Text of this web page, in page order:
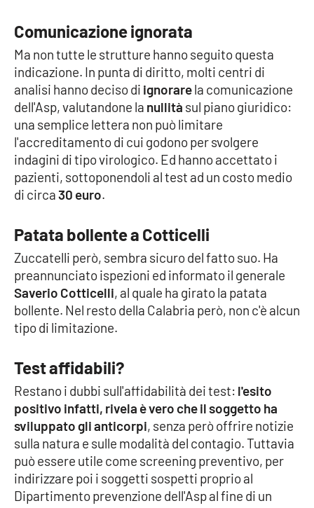
Società
Sport
RUBRICHE
Good Morning Vietnam
Leggendo Alvaro insieme
Imprese Di Calabria
Le perfidie di Antonella Grippo
STREAMING
LaC TV
LaC Network
Comunicazione ignorata
Ma non tutte le strutture hanno seguito questa
indicazione. In punta di diritto, molti centri di
analisi hanno deciso di ignorarela comunicazione
dell'Asp, valutandone la nullità sul piano giuridico:
una semplice lettera non può limitare
l'accreditamento di cui godono per svolgere
indagini di tipo virologico. Ed hanno accettato i
pazienti, sottoponendoli al test ad un costo medio
di circa30 euro.
Patata bollente a Cotticelli
Zuccatelli però, sembra sicuro del fatto suo. Ha
preannunciato ispezioni ed informato il generale
Saverio Cotticelli, al quale ha girato la patata
bollente. Nel resto della Calabria però, non c'è alcun
tipo di limitazione.
Test affidabili?
Restano i dubbi sull'affidabilità dei test: l'esito
positivo infatti, rivela è vero che il soggetto ha
sviluppato glianticorpi, senza però offrire notizie
sulla natura e sulle modalità del contagio. Tuttavia
può essere utile come screening preventivo, per
indirizzare poi i soggetti sospetti proprio al
Dipartimento prevenzione dell'Asp al fine di un